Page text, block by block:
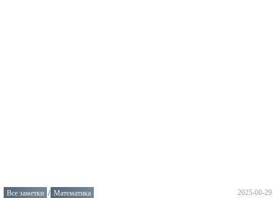
2025-08-29
Все заметки / Математика